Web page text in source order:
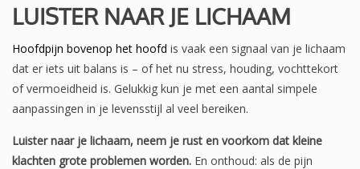
LUISTER NAAR JE LICHAAM
Hoofdpijn bovenop het hoofd is vaak een signaal van je lichaam
dat er iets uit balans is – of het nu stress, houding, vochttekort
of vermoeidheid is. Gelukkig kun je met een aantal simpele
aanpassingen in je levensstijl al veel bereiken.
Luister naar je lichaam, neem je rust en voorkom dat kleine
klachten grote problemen worden. En onthoud: als de pijn